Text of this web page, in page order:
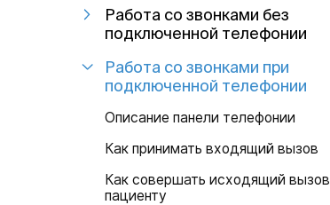
Работа со звонками без
подключенной телефонии
Работа со звонками при
подключенной телефонии
Описание панели телефонии
Как принимать входящий вызов
Как совершать исходящий вызов
пациенту